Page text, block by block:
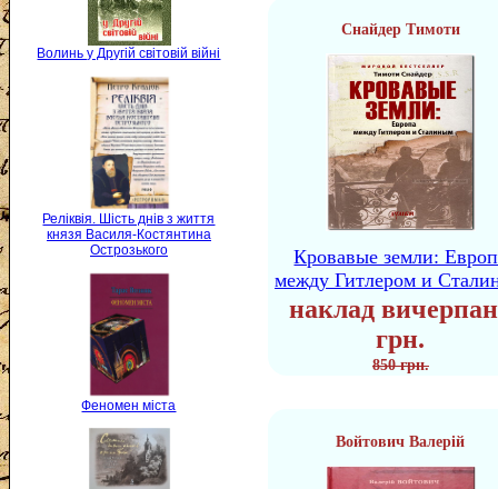
Волинь у Другій світовій війні
Реліквія. Шість днів з життя
князя Василя-Костянтина
Острозького
Феномен міста
Снайдер Тимоти
Кровавые земли:
между Гитлером и
наклад
грн.
850 грн.
Войтович Валерій